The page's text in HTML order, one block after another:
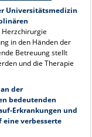
Universitätsmedizin
in den Händen der
Betreuung stellt
und die Therapie
der
bedeutenden
Erkrankungen und
verbesserte